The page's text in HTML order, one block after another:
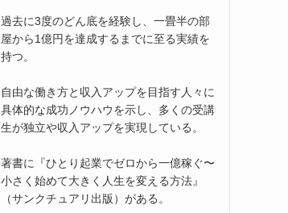
過去に3度のどん底を経験し、一畳半の部
屋から1億円を達成するまでに至る実績を
持つ。
自由な働き方と収入アップを目指す人々に
具体的な成功ノウハウを示し、多くの受講
生が独立や収入アップを実現している。
著書に『ひとり起業でゼロから一億稼ぐ〜
小さく始めて大きく人生を変える方法』
（サンクチュアリ出版）がある。